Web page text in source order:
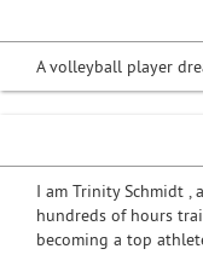
A volleyball player
I am Trinity Schmidt ,
hundreds of hours
becoming a top